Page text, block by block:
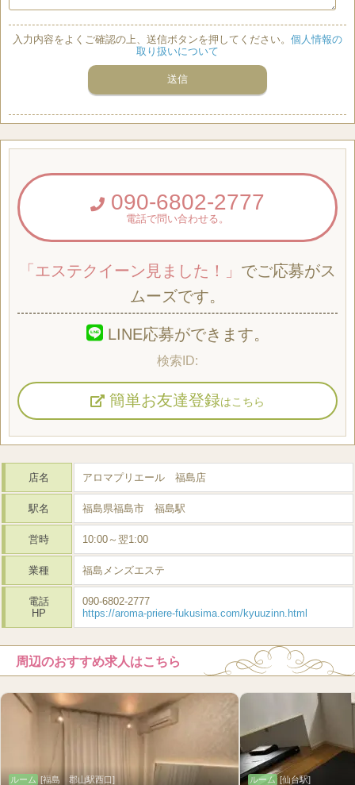
入力内容をよくご確認の上、送信ボタンを押してください。 個人情報の
取り扱いについて
090-6802-2777
電話で問い合わせる。
「エステクイーン見ました！」 でご応募がス
ムーズです。
LINE応募ができます。
簡単お友達登録はこちら
店名 アロマプリエール 福島店
駅名 福島県福島市 福島駅
営時 10:00～翌1:00
業種 福島メンズエステ
電話
HP
090-6802-2777
https://aroma-priere-fukusima.com/kyuuzinn.html
周辺のおすすめ求人はこちら
ルーム [福島 郡山駅西口] ルーム [仙台駅]